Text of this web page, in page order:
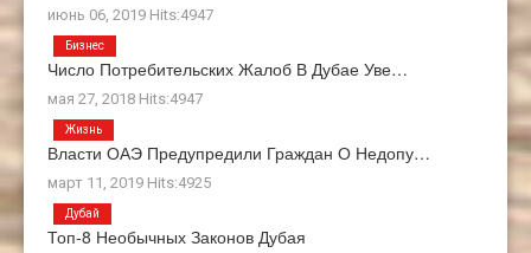
июнь 06, 2019 Hits:4947
Число Потребительских Жалоб В Дубае Уве…
мая 27, 2018 Hits:4947
Бизнес
Власти ОАЭ Предупредили Граждан О Недопу…
март 11, 2019 Hits:4925
Жизнь
Топ-8 Необычных Законов Дубая
Дубай